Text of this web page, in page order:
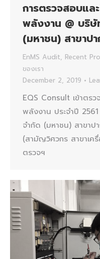
การตรวจสอบแล
พลังงาน @ บริษั
(มหาชน) สาขาป
EnMS Audit, Recent
ของเรา
December 2, 2019
EQS Consult เข้าตร
พลังงาน ประจำปี
จำกัด (มหาชน) สาขา
(สามัญวิศวกร สาขาเค
ตรวจฯ